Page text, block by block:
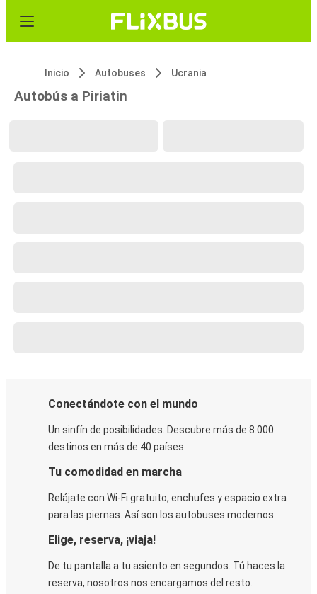
Inicio Autobuses Ucrania
Autobús a Piriatin
Conectándote con el mundo
Un sinfín de posibilidades. Descubre más de 8.000
destinos en más de 40 países.
Tu comodidad en marcha
Relájate con Wi-Fi gratuito, enchufes y espacio extra
para las piernas. Así son los autobuses modernos.
Elige, reserva, ¡viaja!
De tu pantalla a tu asiento en segundos. Tú haces la
reserva, nosotros nos encargamos del resto.